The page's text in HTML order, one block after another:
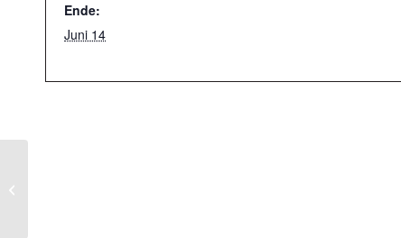
Ende:
Juni 14